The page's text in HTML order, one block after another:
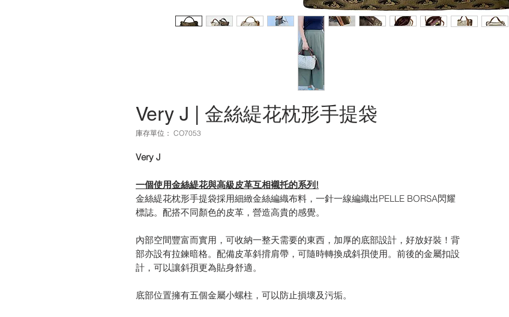
Very J | 金絲緹花枕形手提袋
庫存單位： CO7053
Very J
一個使用金絲緹花與高級皮革互相襯托的系列!
金絲緹花枕形手提袋採用細緻金絲編織布料，一針一線編織出PELLE BORSA閃耀
標誌。配搭不同顏色的皮革，營造高貴的感覺。
內部空間豐富而實用，可收納一整天需要的東西，加厚的底部設計，好放好裝！背
部亦設有拉鍊暗格。配備皮革斜揹肩帶，可隨時轉換成斜孭使用。前後的金屬扣設
計，可以讓斜孭更為貼身舒適。
底部位置擁有五個金屬小螺柱，可以防止損壞及污垢。